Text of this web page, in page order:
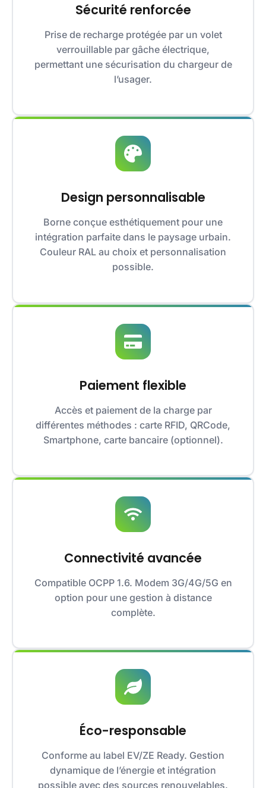
Sécurité renforcée
Prise de recharge protégée par un volet
verrouillable par gâche électrique,
permettant une sécurisation du chargeur de
l’usager.
Design personnalisable
Borne conçue esthétiquement pour une
intégration parfaite dans le paysage urbain.
Couleur RAL au choix et personnalisation
possible.
Paiement flexible
Accès et paiement de la charge par
différentes méthodes : carte RFID, QRCode,
Smartphone, carte bancaire (optionnel).
Connectivité avancée
Compatible OCPP 1.6. Modem 3G/4G/5G en
option pour une gestion à distance
complète.
Éco-responsable
Conforme au label EV/ZE Ready. Gestion
dynamique de l’énergie et intégration
possible avec des sources renouvelables.